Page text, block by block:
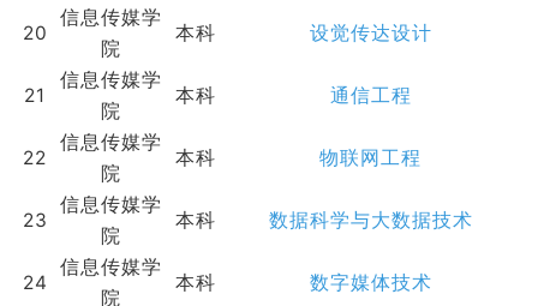
20
信息传媒学
院
本科 设觉传达设计
21
信息传媒学
院
本科 通信工程
22
信息传媒学
院
本科 物联网工程
23
信息传媒学
院
本科 数据科学与大数据技术
24
信息传媒学
院
本科 数字媒体技术